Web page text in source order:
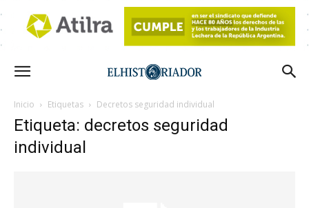
Inicio Etiquetas Decretos seguridad individual
Etiqueta: decretos seguridad
individual